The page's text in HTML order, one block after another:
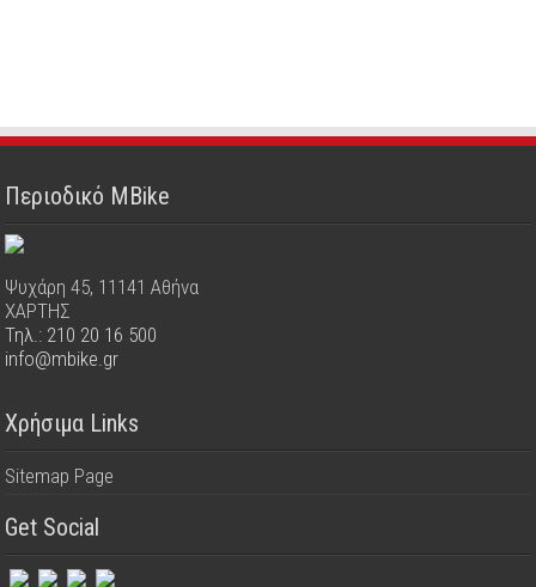
Περιοδικό MBike
Ψυχάρη 45, 11141 Αθήνα
ΧΑΡΤΗΣ
Τηλ.: 210 20 16 500
info@mbike.gr
Χρήσιμα Links
Sitemap Page
Get Social